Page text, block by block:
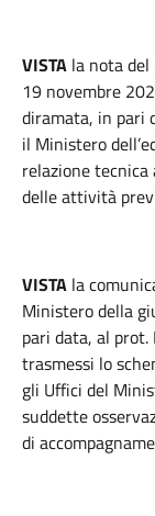
VISTA la nota del
19 novembre
diramata, in pari
il Ministero
relazione
delle attività
VISTA la
Ministero della
pari data, al
trasmessi lo
gli Uffici del
suddette
di